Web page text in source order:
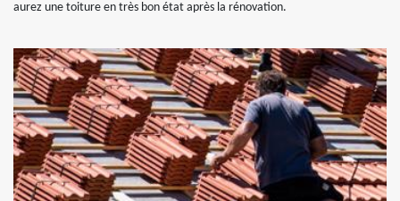
aurez une toiture en très bon état après la rénovation.